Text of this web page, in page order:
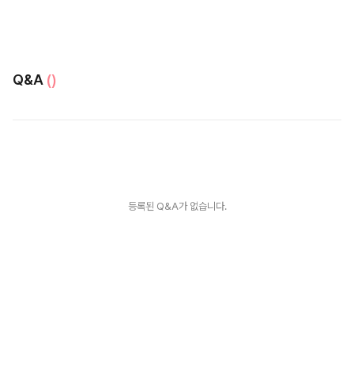
Q&A ()
등록된 Q&A가 없습니다.